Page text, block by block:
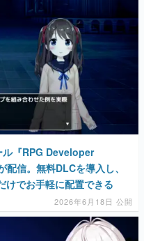
クリエイターの青春〜
等で知られるマンガ家・田中圭
ポートマンガです。
？
がゲームの魅力を画面や操作の
ていく、硬派で骨太な評論連載
ンピューター文化史研究家・タ
ル『RPG Developer
信。無料DLCを導入し、
けでお手軽に配置できる
2026年6月18日 公開